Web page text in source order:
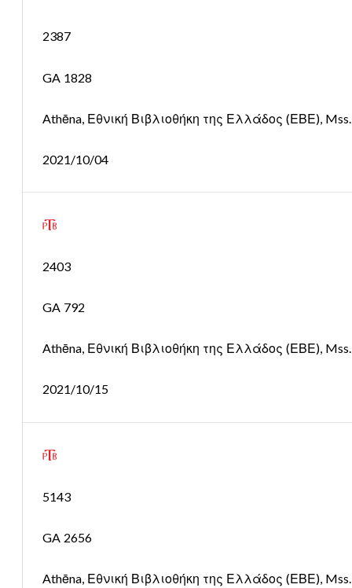
2387
GA 1828
Athēna, Εθνική Βιβλιοθήκη της Ελλάδος (ΕΒΕ),
2021/10/04
2403
GA 792
Athēna, Εθνική Βιβλιοθήκη της Ελλάδος (ΕΒΕ),
2021/10/15
5143
GA 2656
Athēna, Εθνική Βιβλιοθήκη της Ελλάδος (ΕΒΕ),